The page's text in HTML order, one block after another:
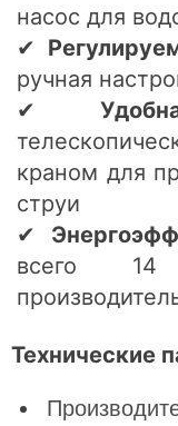
насос для
✔
ручная
✔
краном для
струи
✔
всего
Технические